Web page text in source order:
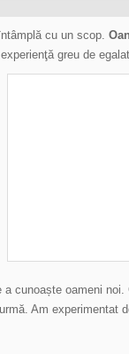
cu un scop.
greu de
cunoaște oameni
Am experimentat